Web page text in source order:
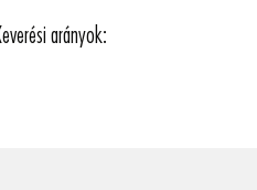
arányok: